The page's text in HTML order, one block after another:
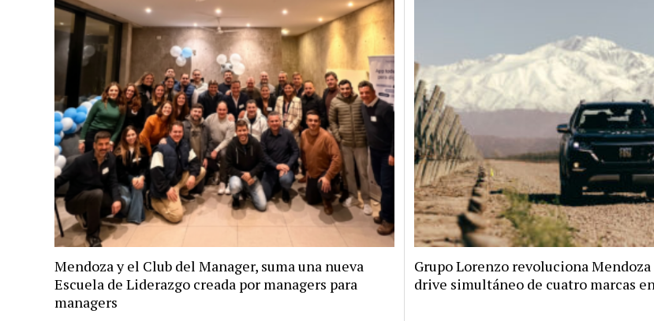
Mendoza y el Club del Manager, suma una nueva
Escuela de Liderazgo creada por managers para
managers
Grupo Lorenzo revoluciona
drive simultáneo de cuatro marcas